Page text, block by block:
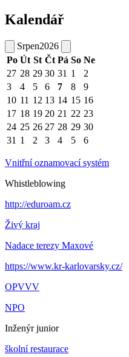
Kalendář
Srpen2026
Po Út St Čt Pá So Ne
27 28 29 30 31 1
2
3
4 5 6 7 8
9
10 11 12 13 14 15 16
17 18 19 20 21 22 23
24 25 26 27 28 29 30
31 1 2 3 4 5 6
Vnitřní oznamovací systém
Whistleblowing
http://eduroam.cz
Živý kraj
Nadace terezy Maxové
https://www.kr-karlovarsky.cz/
OPVVV
NPO
Inženýr junior
školní restaurace